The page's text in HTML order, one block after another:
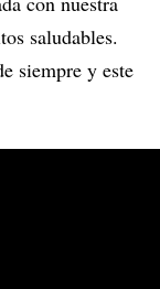
saludables.
siempre y este